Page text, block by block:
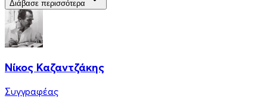
Διάβασε περισσότερα
Νίκος Καζαντζάκης
Συγγραφέας